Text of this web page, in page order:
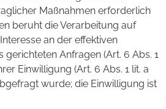
Maßnahmen erforderlich
beruht die Verarbeitung auf
an der effektiven
gerichteten Anfragen (Art. 6 Abs. 1
Einwilligung (Art. 6 Abs. 1 lit. a
wurde; die Einwilligung ist